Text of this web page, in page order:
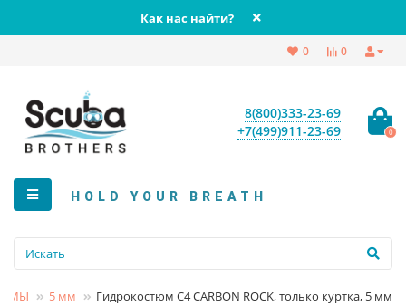
Как нас найти?
0
0
8(800)333-23-69
+7(499)911-23-69
0
HOLD YOUR BREATH
5 мм Гидрокостюм C4 CARBON ROCK, только куртка, 5 мм